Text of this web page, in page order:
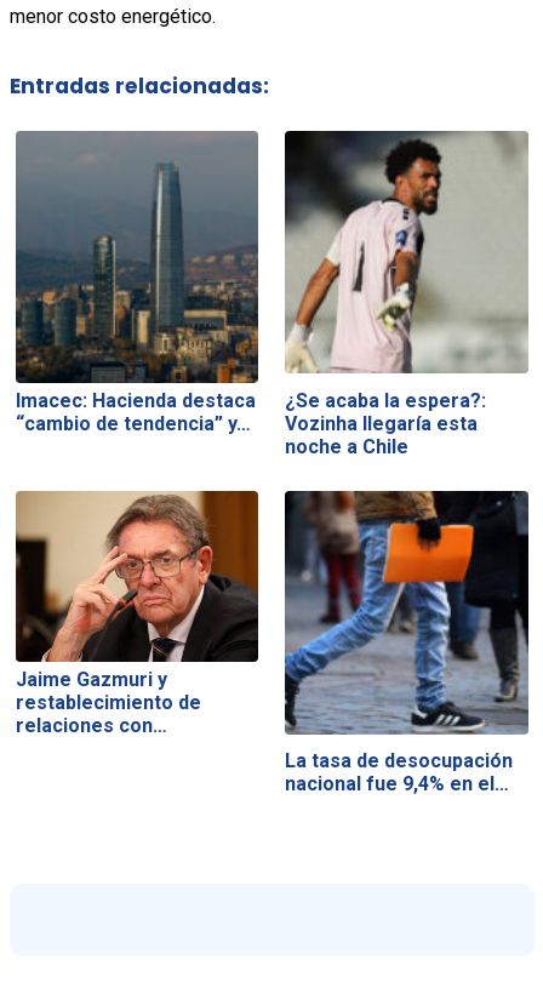
menor costo energético.
Entradas relacionadas:
Imacec: Hacienda destaca
“cambio de tendencia” y…
¿Se acaba la espera?:
Vozinha llegaría esta
noche a Chile
Jaime Gazmuri y
restablecimiento de
relaciones con…
La tasa de desocupación
nacional fue 9,4% en el…